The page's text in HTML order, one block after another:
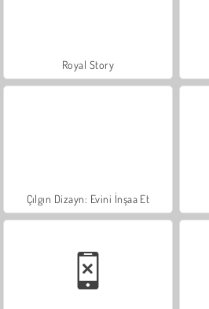
Royal Story
Çılgın Dizayn: Evini İnşaa Et